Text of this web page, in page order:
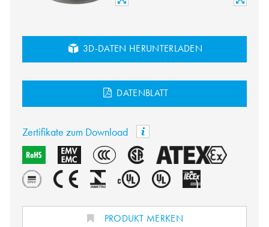
3D-DATEN HERUNTERLADEN
DATENBLATT
Zertifikate zum Download
PRODUKT MERKEN